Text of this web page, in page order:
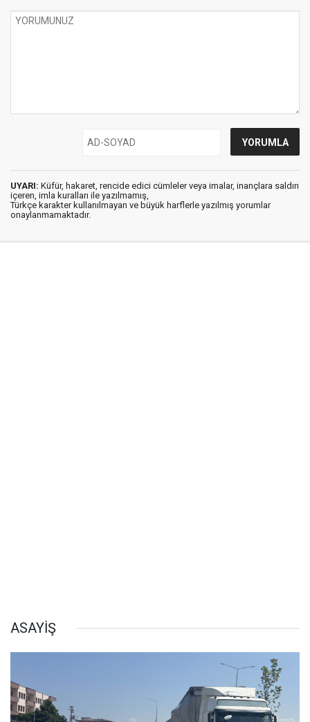
UYARI: Küfür, hakaret, rencide edici cümleler veya imalar, inançlara saldırı
içeren, imla kuralları ile yazılmamış,
Türkçe karakter kullanılmayan ve büyük harflerle yazılmış yorumlar
onaylanmamaktadır.
ASAYİŞ